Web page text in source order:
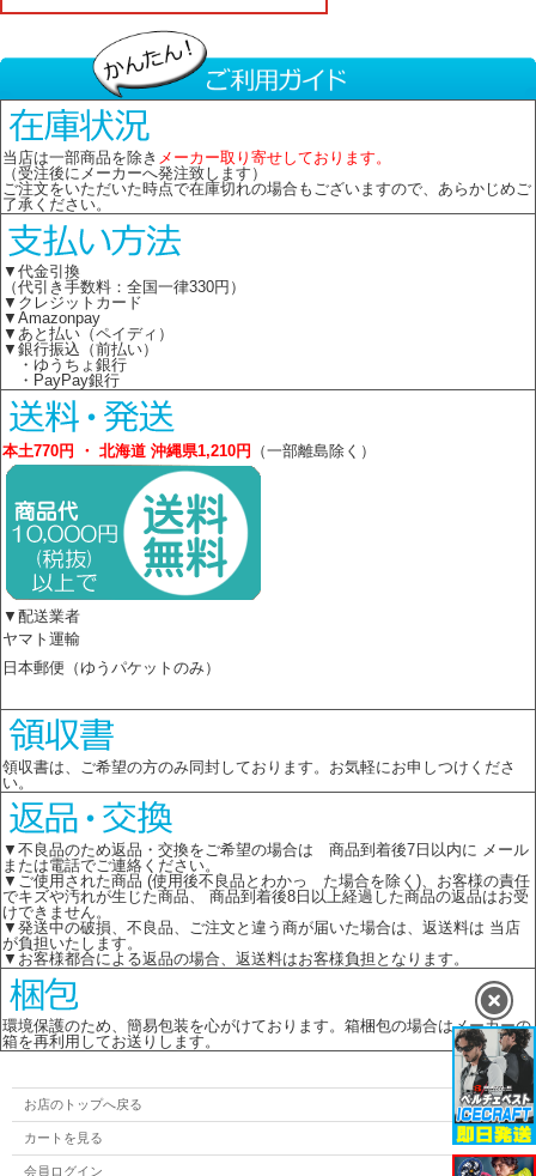
当店は一部商品を除き メーカー取り寄せしております。
（受注後にメーカーへ発注致します）
ご注文をいただいた時点で在庫切れの場合もございますので、あらかじめご
了承ください。
▼代金引換
（代引き手数料：全国一律330円）
▼クレジットカード
▼Amazonpay
▼あと払い（ペイディ）
▼銀行振込（前払い）
・ゆうちょ銀行
・PayPay銀行
本土770円 ・ 北海道 沖縄県1,210円 （一部離島除く）
▼配送業者
ヤマト運輸
日本郵便（ゆうパケットのみ）
領収書は、ご希望の方のみ同封しております。お気軽にお申しつけくださ
い。
▼不良品のため返品・交換をご希望の場合は 商品到着後7日以内に メール
または電話でご連絡ください。
▼ご使用された商品 (使用後不良品とわかっ た場合を除く)、お客様の責任
でキズや汚れが生じた商品、 商品到着後8日以上経過した商品の返品はお受
けできません。
▼発送中の破損、不良品、ご注文と違う商が届いた場合は、返送料は 当店
が負担いたします。
▼お客様都合による返品の場合、返送料はお客様負担となります。
環境保護のため、簡易包装を心がけております。箱梱包の場合はメーカーの
箱を再利用してお送りします。
お店のトップへ戻る
カートを見る
会員ログイン